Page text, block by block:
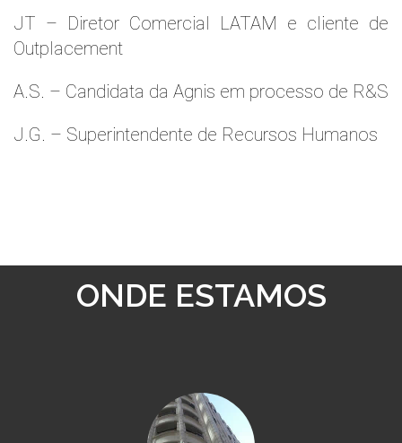
JT – Diretor Comercial LATAM e cliente de
Outplacement
A.S. – Candidata da Agnis em processo de R&S
J.G. – Superintendente de Recursos Humanos
ONDE ESTAMOS